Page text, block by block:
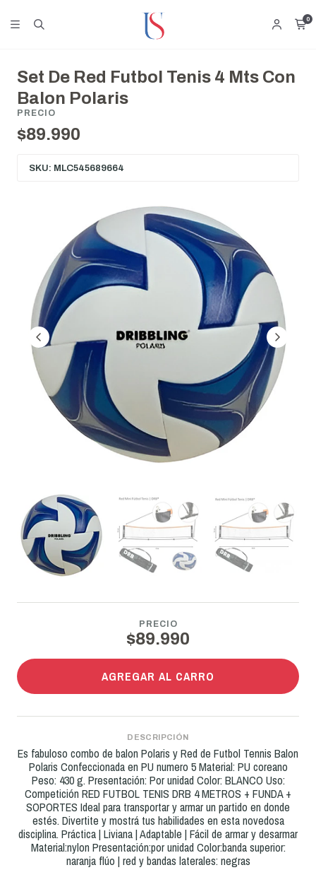
0
Set De Red Futbol Tenis 4 Mts Con
Balon Polaris
PRECIO
$89.990
SKU: MLC545689664
PRECIO
$89.990
AGREGAR AL CARRO
DESCRIPCIÓN
Es fabuloso combo de balon Polaris y Red de Futbol Tennis Balon
Polaris Confeccionada en PU numero 5 Material: PU coreano
Peso: 430 g. Presentación: Por unidad Color: BLANCO Uso:
Competición RED FUTBOL TENIS DRB 4 METROS + FUNDA +
SOPORTES Ideal para transportar y armar un partido en donde
estés. Divertite y mostrá tus habilidades en esta novedosa
disciplina. Práctica | Liviana | Adaptable | Fácil de armar y desarmar
Material:nylon Presentación:por unidad Color:banda superior:
naranja flúo | red y bandas laterales: negras